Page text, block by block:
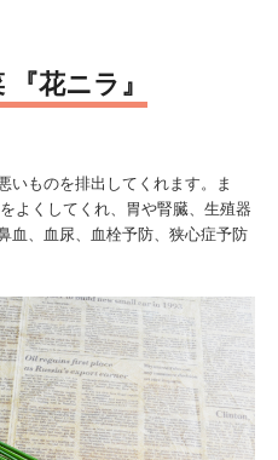
花ニラ』
いものを排出してくれます。ま
よくしてくれ、胃や腎臓、生殖器
血、血尿、血栓予防、狭心症予防